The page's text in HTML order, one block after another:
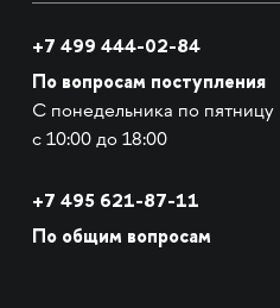
+7 499 444-02-84
По вопросам поступления
С понедельника по пятницу
с 10:00 до 18:00
+7 495 621-87-11
По общим вопросам